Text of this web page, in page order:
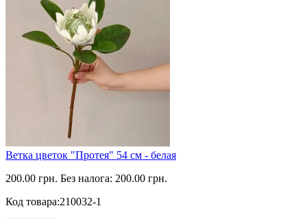
Ветка цветок "Протея" 54 см - белая
200.00 грн. Без налога: 200.00 грн.
Код товара:210032-1